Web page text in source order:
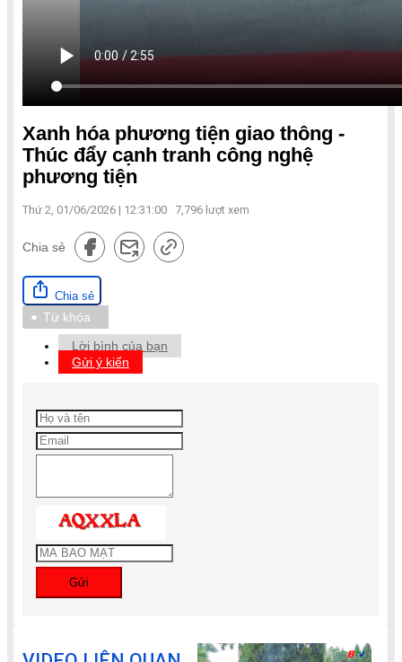
Xanh hóa phương tiện giao thông -
Thúc đẩy cạnh tranh công nghệ
phương tiện
Thứ 2, 01/06/2026 | 12:31:00 7,796 lượt xem
Chia sẻ
Chia sẻ
Từ khóa
Lời bình của bạn
Gửi ý kiến
Gửi